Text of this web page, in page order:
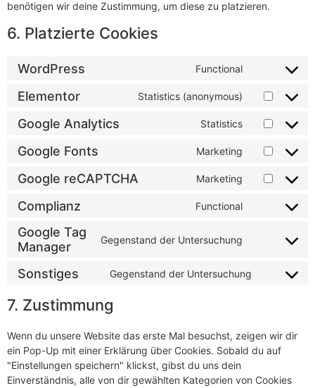
benötigen wir deine Zustimmung, um diese zu platzieren.
6. Platzierte Cookies
WordPress Functional
Elementor Statistics (anonymous)
Google Analytics Statistics
Google Fonts Marketing
Google reCAPTCHA Marketing
Complianz Functional
Google Tag
Manager
Gegenstand der Untersuchung
Sonstiges Gegenstand der Untersuchung
7. Zustimmung
Wenn du unsere Website das erste Mal besuchst, zeigen wir dir
ein Pop-Up mit einer Erklärung über Cookies. Sobald du auf
"Einstellungen speichern" klickst, gibst du uns dein
Einverständnis, alle von dir gewählten Kategorien von Cookies